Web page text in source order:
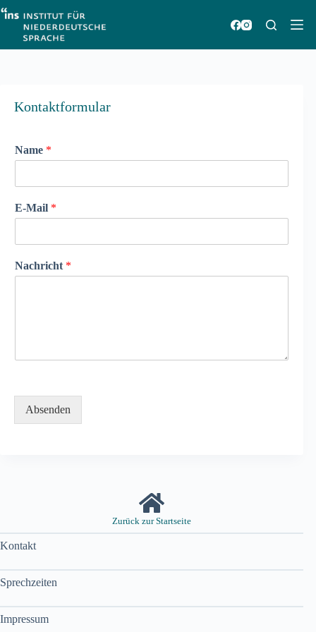
Zum
Inhalt
springen
Kontaktformular
Name *
E-Mail *
Nachricht *
Absenden
Zurück zur Startseite
Kontakt
Sprechzeiten
Impressum